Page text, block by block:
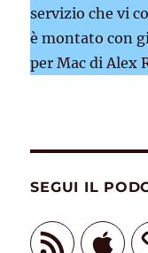
servizio che vi
è montato con
per Mac di Alex
SEGUI IL
Feed
RSS
Apple